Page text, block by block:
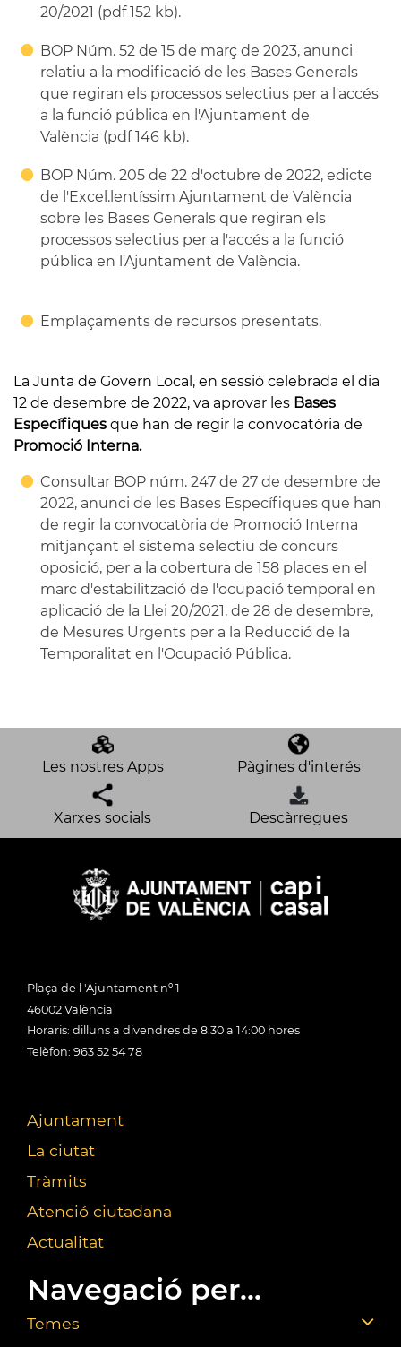
20/2021 (pdf 152 kb).
BOP Núm. 52 de 15 de març de 2023, anunci
relatiu a la modificació de les Bases Generals
que regiran els processos selectius per a l'accés
a la funció pública en l'Ajuntament de
València (pdf 146 kb).
BOP Núm. 205 de 22 d'octubre de 2022, edicte
de l'Excel.lentíssim Ajuntament de València
sobre les Bases Generals que regiran els
processos selectius per a l'accés a la funció
pública en l'Ajuntament de València.
Emplaçaments de recursos presentats.
La Junta de Govern Local, en sessió celebrada el dia
12 de desembre de 2022, va aprovar les Bases
Específiques que han de regir la convocatòria de
Promoció Interna.
Consultar BOP núm. 247 de 27 de desembre de
2022, anunci de les Bases Específiques que han
de regir la convocatòria de Promoció Interna
mitjançant el sistema selectiu de concurs
oposició, per a la cobertura de 158 places en el
marc d'estabilització de l'ocupació temporal en
aplicació de la Llei 20/2021, de 28 de desembre,
de Mesures Urgents per a la Reducció de la
Temporalitat en l'Ocupació Pública.
Les nostres Apps Pàgines d'interés
Xarxes socials Descàrregues
Plaça de l 'Ajuntament nº 1
46002 València
Horaris: dilluns a divendres de 8:30 a 14:00 hores
Telèfon: 963 52 54 78
Ajuntament
La ciutat
Tràmits
Atenció ciutadana
Actualitat
Navegació per...
Temes